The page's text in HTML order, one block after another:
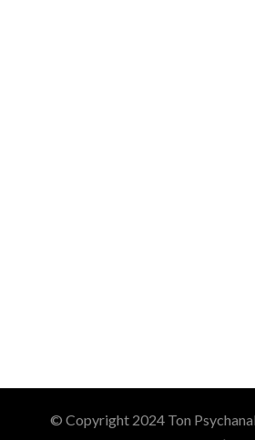
© Copyright 2024 Ton